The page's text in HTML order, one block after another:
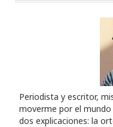
Periodista y escritor,
moverme por el
dos explicaciones: la